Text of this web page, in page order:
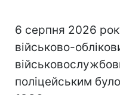
6 серпня 2026
військово-
поліцейським